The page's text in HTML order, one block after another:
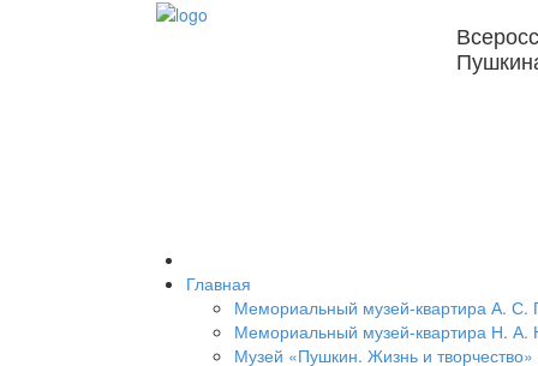
Главная
Мемориальный музей-квартира А. С.
Мемориальный музей-квартира Н. А.
Музей «Пушкин. Жизнь и творчество»